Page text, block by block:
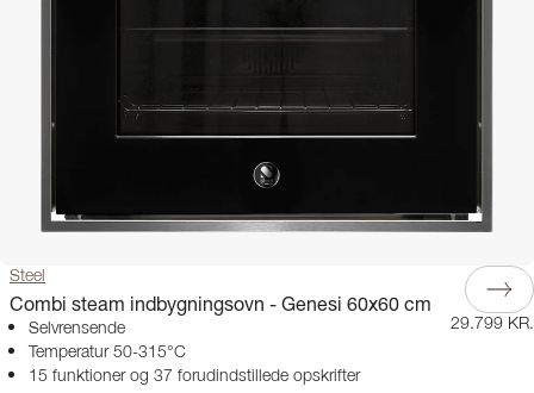
Steel
Combi steam indbygningsovn - Genesi 60x60 cm
Selvrensende
Temperatur 50-315°C
15 funktioner og 37 forudindstillede opskrifter
29.799 KR.